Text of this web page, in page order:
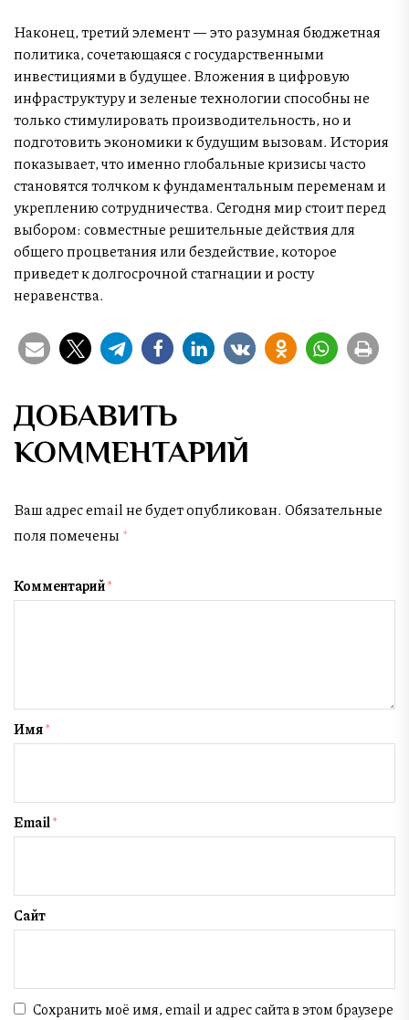
Наконец, третий элемент — это разумная бюджетная
политика, сочетающаяся с государственными
инвестициями в будущее. Вложения в цифровую
инфраструктуру и зеленые технологии способны не
только стимулировать производительность, но и
подготовить экономики к будущим вызовам. История
показывает, что именно глобальные кризисы часто
становятся толчком к фундаментальным переменам и
укреплению сотрудничества. Сегодня мир стоит перед
выбором: совместные решительные действия для
общего процветания или бездействие, которое
приведет к долгосрочной стагнации и росту
неравенства.
ДОБАВИТЬ
КОММЕНТАРИЙ
Ваш адрес email не будет опубликован. Обязательные
поля помечены *
Комментарий*
Имя*
Email*
Сайт
Сохранить моё имя, email и адрес сайта в этом браузере